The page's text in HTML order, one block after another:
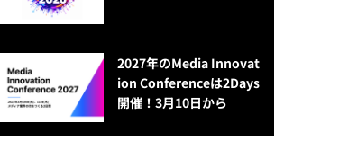
2027年のMedia Innovat
ion Conferenceは2Days
開催！3月10日から